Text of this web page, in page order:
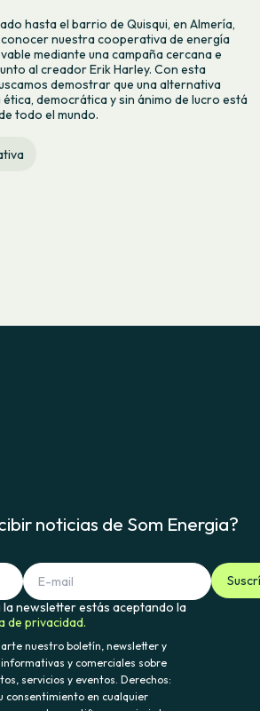
hasta el barrio de Quisqui, en Almería,
nuestra cooperativa de energía
mediante una campaña cercana e
al creador Erik Harley. Con esta
demostrar que una alternativa
democrática y sin ánimo de lucro está
todo el mundo.
noticias de Som Energia?
la newsletter estás aceptando la
de privacidad.
nuestro boletín, newsletter y
y comerciales sobre
servicios y eventos. Derechos:
consentimiento en cualquier